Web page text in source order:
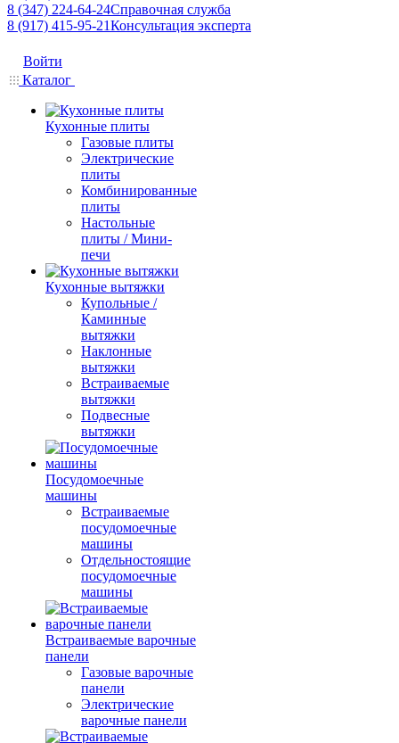
8 (347) 224-64-24Справочная служба
8 (917) 415-95-21Консультация эксперта
Войти
Каталог
Кухонные плиты
Газовые плиты
Электрические
плиты
Комбинированные
плиты
Настольные
плиты / Мини-
печи
Кухонные вытяжки
Купольные /
Каминные
вытяжки
Наклонные
вытяжки
Встраиваемые
вытяжки
Подвесные
вытяжки
Посудомоечные
машины
Встраиваемые
посудомоечные
машины
Отдельностоящие
посудомоечные
машины
Встраиваемые варочные
панели
Газовые варочные
панели
Электрические
варочные панели